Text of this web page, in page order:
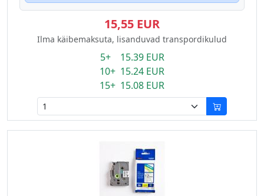
15,55 EUR
Ilma käibemaksuta, lisanduvad transpordikulud
5+ 15.39 EUR
10+ 15.24 EUR
15+ 15.08 EUR